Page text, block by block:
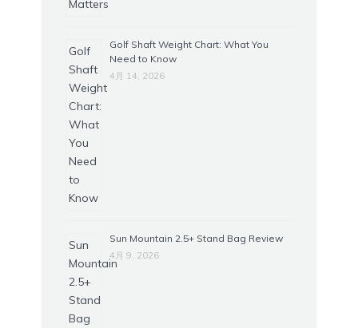
Golf Shaft Weight Chart: What You
Need to Know
4月 14, 2026
Sun Mountain 2.5+ Stand Bag Review
4月 9, 2026